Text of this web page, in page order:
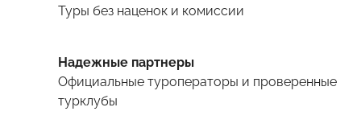
Туры без наценок и комиссии
Надежные партнеры
Официальные туроператоры и проверенные
турклубы